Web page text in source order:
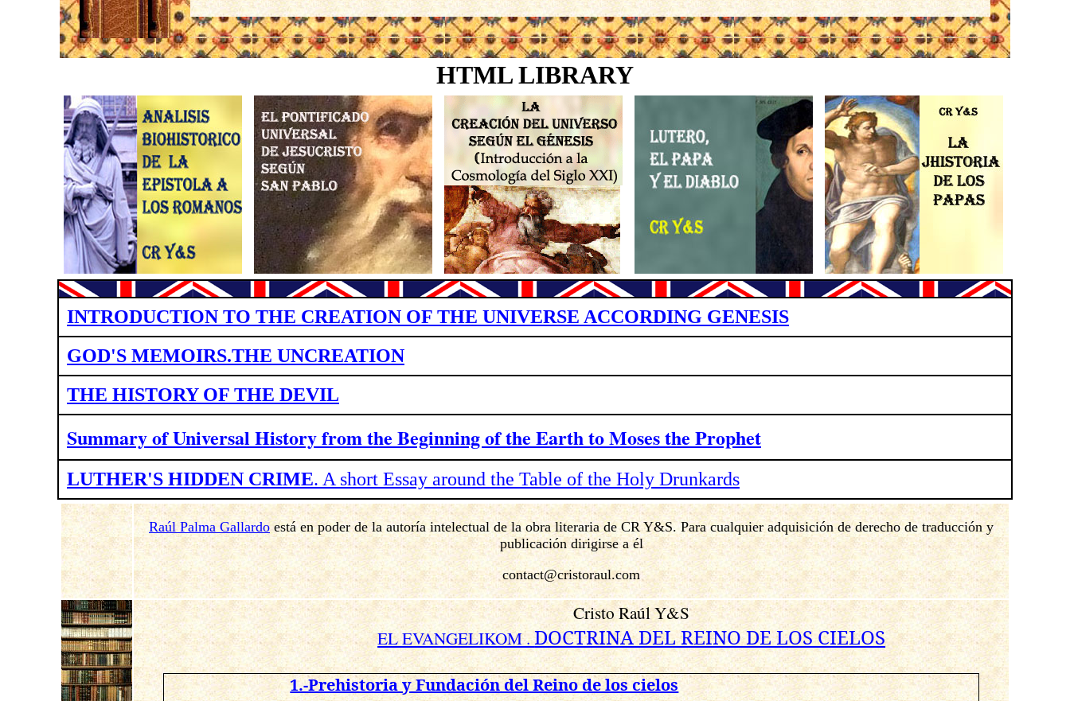
HTML LIBRARY
INTRODUCTION TO THE CREATION OF THE UNIVERSE ACCORDING GENESIS
GOD'S MEMOIRS.THE UNCREATION
THE HISTORY OF THE DEVIL
Summary of Universal History fromthe Beginning of the Earth to Moses the Prophet
LUTHER'S HIDDEN CRIME. A short Essay around the Table of the Holy Drunkards
Raúl Palma Gallardoestá en poder de la autoría intelectual de la obra literaria de CR Y&S. Para cualquier adquisición de derecho de traducción y
publicación dirigirse a él
contact@cristoraul.com
Cristo Raúl Y&S
EL EVANGELIKOM .DOCTRINA DEL REINO DE LOS CIELOS
1.-Prehistoria y Fundación del Reino de los cielos